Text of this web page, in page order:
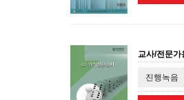
교사/전문
진행녹음